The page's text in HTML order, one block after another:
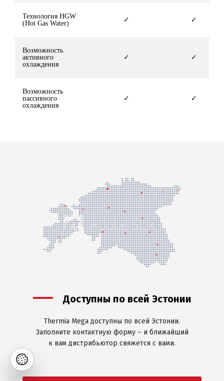
Технология HGW
(Hot Gas Water)
✓ ✓
Возможность
активного
охлаждения
✓ ✓
Возможность
пассивного
охлаждения
✓ ✓
Доступны по всей Эстонии
Thermia Mega доступны по всей Эстонии.
Заполните контактную форму – и ближайший
к вам дистрибьютор свяжется с вами.